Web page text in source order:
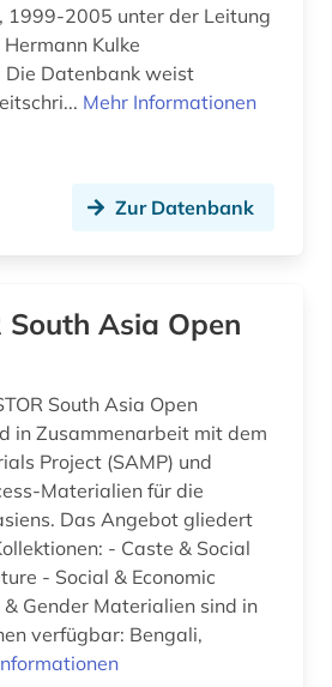
1999-2005 unter der Leitung
Kulke
Die Datenbank weist
Mehr Informationen
Zur Datenbank
South Asia Open
South Asia Open
in Zusammenarbeit mit dem
Project (SAMP) und
Materialien für die
Das Angebot gliedert
- Caste & Social
- Social & Economic
sind in
verfügbar: Bengali,